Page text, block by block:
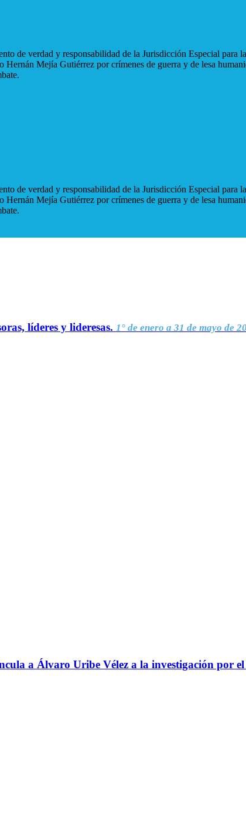
de verdad y responsabilidad de la Jurisdicción Especial
Mejía Gutiérrez por crímenes de guerra y de lesa
de verdad y responsabilidad de la Jurisdicción Especial
Mejía Gutiérrez por crímenes de guerra y de lesa
líderes y lideresas. 1° de enero a 31 de mayo de
a Álvaro Uribe Vélez a la investigación por